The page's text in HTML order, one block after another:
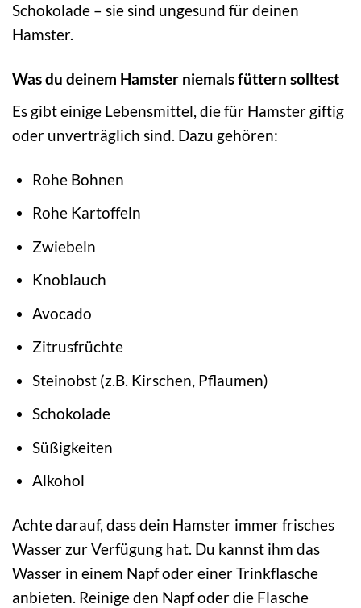
Schokolade – sie sind ungesund für deinen
Hamster.
Was du deinem Hamster niemals füttern solltest
Es gibt einige Lebensmittel, die für Hamster giftig
oder unverträglich sind. Dazu gehören:
Rohe Bohnen
Rohe Kartoffeln
Zwiebeln
Knoblauch
Avocado
Zitrusfrüchte
Steinobst (z.B. Kirschen, Pflaumen)
Schokolade
Süßigkeiten
Alkohol
Achte darauf, dass dein Hamster immer frisches
Wasser zur Verfügung hat. Du kannst ihm das
Wasser in einem Napf oder einer Trinkflasche
anbieten. Reinige den Napf oder die Flasche